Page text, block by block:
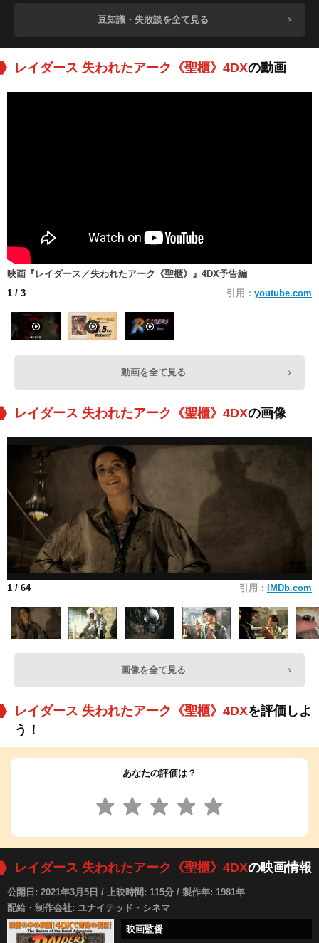
豆知識・失敗談を全て見る
レイダース 失われたアーク《聖櫃》4DXの動画
映画『レイダース／失われたアーク《聖櫃》』4DX予告編
1 / 3 引用： youtube.com
動画を全て見る
レイダース 失われたアーク《聖櫃》4DXの画像
1 / 64 引用： IMDb.com
画像を全て見る
レイダース 失われたアーク《聖櫃》4DXを評価しよ
う！
あなたの評価は？
レイダース 失われたアーク《聖櫃》4DXの映画情報
公開日: 2021年3月5日 / 上映時間: 115分 / 製作年: 1981年
配給・制作会社: ユナイテッド・シネマ
映画監督